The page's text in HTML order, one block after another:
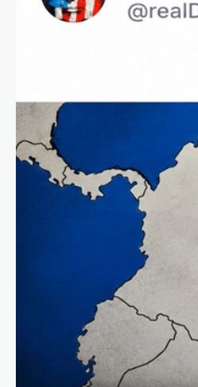
യുകെ
ന്യൂസ് ഡെസ്ക്
2026
പങ്കെടുത്ത
ടീമിലെ നാല്
അന്വേഷണം
കേരളം ,